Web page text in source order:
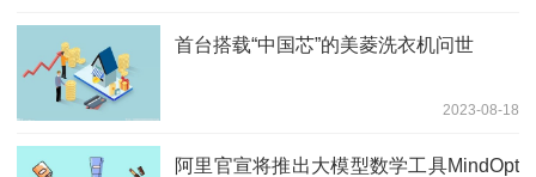
首台搭载“中国芯”的美菱洗衣机问世
2023-08-18
阿里官宣将推出大模型数学工具MindOpt